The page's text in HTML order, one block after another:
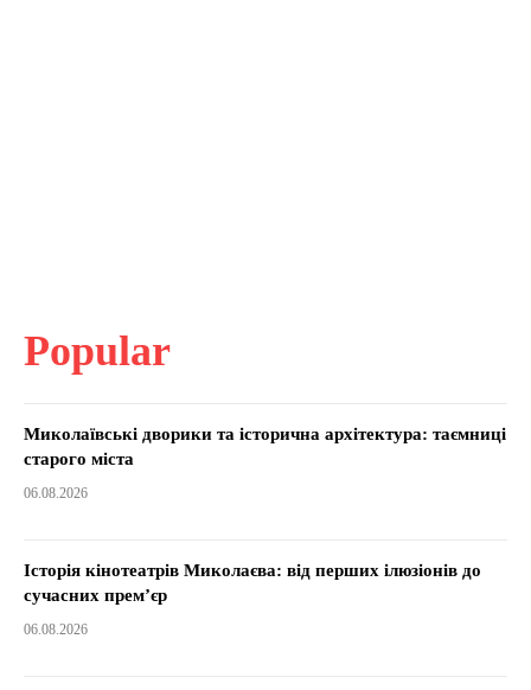
Popular
Миколаївські дворики та історична архітектура: таємниці
старого міста
06.08.2026
Історія кінотеатрів Миколаєва: від перших ілюзіонів до
сучасних прем’єр
06.08.2026